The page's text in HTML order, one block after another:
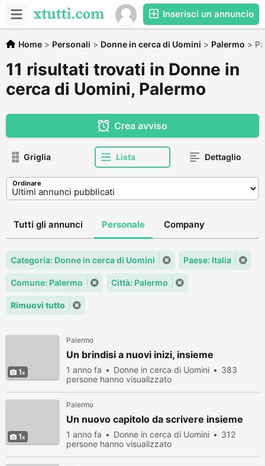
Inserisci un annuncio
Home > Personali > Donne in cerca di Uomini > Palermo >
11 risultati trovati in Donne in
cerca di Uomini, Palermo
Crea avviso
Griglia Lista Dettaglio
Ordinare
Tutti gli annunci Personale Company
Categoria: Donne in cerca di Uomini Paese: Italia
Comune: Palermo Città: Palermo
Rimuovi tutto
1
Palermo
Un brindisi a nuovi inizi, insieme
1 anno fa Donne in cerca di Uomini
383
persone hanno visualizzato
1
Palermo
Un nuovo capitolo da scrivere insieme
1 anno fa Donne in cerca di Uomini
312
persone hanno visualizzato